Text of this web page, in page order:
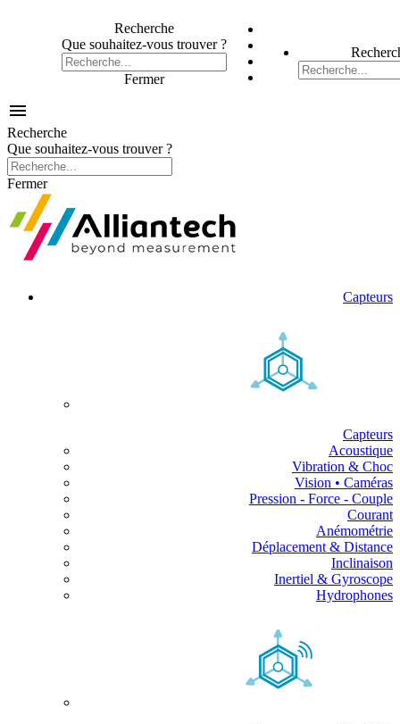
Recherche
Que souhaitez-vous trouver ?
Fermer

Recherche
Que souhaitez-vous trouver ?
Fermer
Capteurs
Capteurs
Acoustique
Vibration & Choc
Vision • Caméras
Pression - Force - Couple
Courant
Anémométrie
Déplacement & Distance
Inclinaison
Inertiel & Gyroscope
Hydrophones